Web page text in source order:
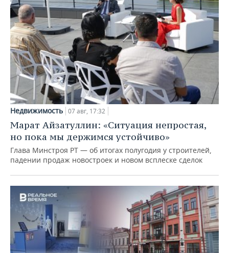
Недвижимость 07 авг, 17:32
Марат Айзатуллин: «Ситуация непростая,
но пока мы держимся устойчиво»
Глава Минстроя РТ — об итогах полугодия у строителей,
падении продаж новостроек и новом всплеске сделок